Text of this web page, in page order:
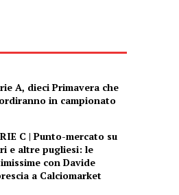
A, dieci Primavera che
in campionato
C | Punto-mercato su
e altre pugliesi: le
con Davide
a Calciomarket